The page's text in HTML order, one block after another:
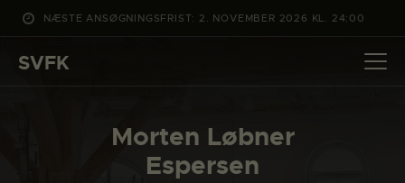
NÆSTE ANSØGNINGSFRIST: 2. NOVEMBER 2026 KL. 24:00
SVFK
Morten Løbner
Espersen
DET SKER
PROJEKTER